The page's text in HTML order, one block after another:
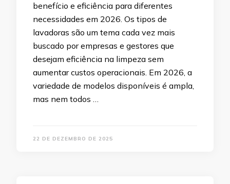
benefício e eficiência para diferentes
necessidades em 2026. Os tipos de
lavadoras são um tema cada vez mais
buscado por empresas e gestores que
desejam eficiência na limpeza sem
aumentar custos operacionais. Em 2026, a
variedade de modelos disponíveis é ampla,
mas nem todos …
22 DE DEZEMBRO DE 2025